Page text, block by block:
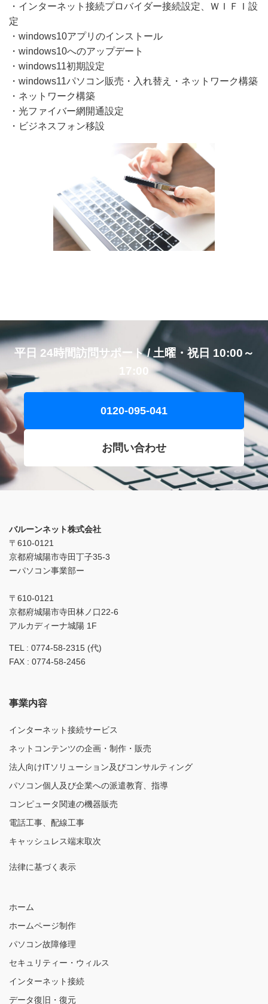
・インターネット接続プロバイダー接続設定、ＷＩＦＩ設
定
・windows10アプリのインストール
・windows10へのアップデート
・windows11初期設定
・windows11パソコン販売・入れ替え・ネットワーク構築
・ネットワーク構築
・光ファイバー網開通設定
・ビジネスフォン移設
平日 24時間訪問サポート / 土曜・祝日 10:00～
17:00
0120-095-041
お問い合わせ
バルーンネット株式会社
〒610-0121
京都府城陽市寺田丁子35-3
ーパソコン事業部ー
〒610-0121
京都府城陽市寺田林ノ口22-6
アルカディーナ城陽 1F
TEL : 0774-58-2315 (代)
FAX : 0774-58-2456
事業内容
インターネット接続サービス
ネットコンテンツの企画・制作・販売
法人向けITソリューション及びコンサルティング
パソコン個人及び企業への派遣教育、指導
コンピュータ関連の機器販売
電話工事、配線工事
キャッシュレス端末取次
法律に基づく表示
ホーム
ホームページ制作
パソコン故障修理
セキュリティー・ウィルス
インターネット接続
データ復旧・復元